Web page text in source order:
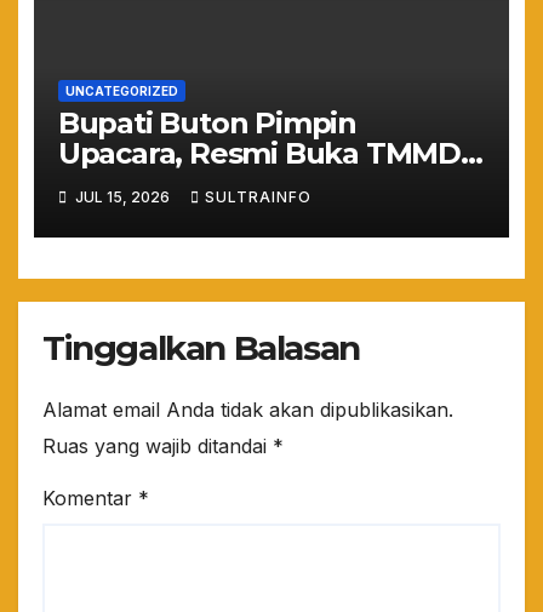
UNCATEGORIZED
Bupati Buton Pimpin
Upacara, Resmi Buka TMMD
ke-129 TA 2026
JUL 15, 2026 SULTRAINFO
Tinggalkan Balasan
Alamat email Anda tidak akan dipublikasikan.
Ruas yang wajib ditandai *
Komentar *